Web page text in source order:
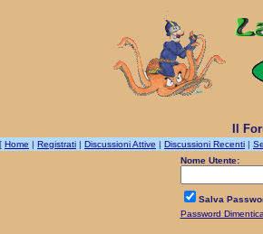
Il
[ Home | Registrati | Discussioni Attive | Discussioni Recenti |
Nome Utente:
Salva
Password